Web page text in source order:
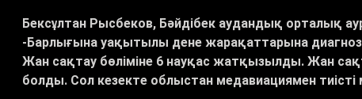
Бексұлтан Рысбеков, Бәйдібек аудандық орталық
-Барлығына уақытылы дене жарақаттарына
Жан сақтау бөліміне 6 науқас жатқызылды. Жан
болды. Сол кезекте облыстан медавиациямен